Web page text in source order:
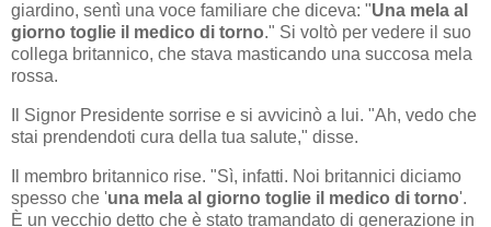
giardino, sentì una voce familiare che diceva: "Una mela al
giorno toglie il medico di torno." Si voltò per vedere il suo
collega britannico, che stava masticando una succosa mela
rossa.
Il Signor Presidente sorrise e si avvicinò a lui. "Ah, vedo che
stai prendendoti cura della tua salute," disse.
Il membro britannico rise. "Sì, infatti. Noi britannici diciamo
spesso che 'una mela al giorno toglie il medico di torno'.
È un vecchio detto che è stato tramandato di generazione in